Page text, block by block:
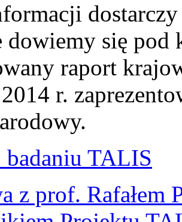
dowiemy się pod
raport
r.
badaniu TALIS
z prof.